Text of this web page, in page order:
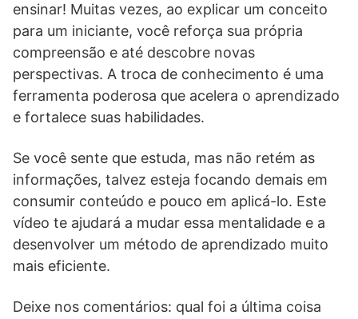
ensinar! Muitas vezes, ao explicar um conceito
para um iniciante, você reforça sua própria
compreensão e até descobre novas
perspectivas. A troca de conhecimento é uma
ferramenta poderosa que acelera o aprendizado
e fortalece suas habilidades.
Se você sente que estuda, mas não retém as
informações, talvez esteja focando demais em
consumir conteúdo e pouco em aplicá-lo. Este
vídeo te ajudará a mudar essa mentalidade e a
desenvolver um método de aprendizado muito
mais eficiente.
Deixe nos comentários: qual foi a última coisa